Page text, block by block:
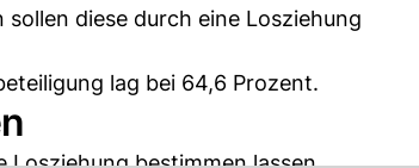
diese durch eine Losziehung
lag bei 64,6 Prozent.
bestimmen lassen.